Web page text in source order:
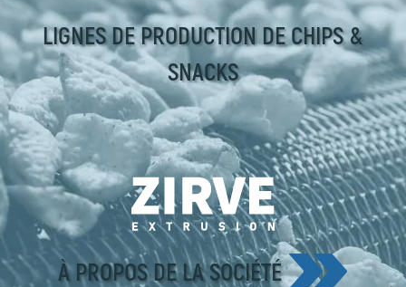
LIGNES DE PRODUCTION DE CHIPS &
SNACKS
À PROPOS DE LA SOCIÉTÉ